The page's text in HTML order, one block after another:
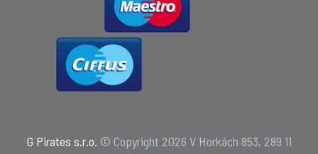
G Pirates s.r.o. © Copyright 2026 V Horkách 853, 289 11